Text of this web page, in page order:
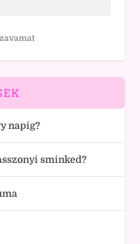
napig?
sminked?